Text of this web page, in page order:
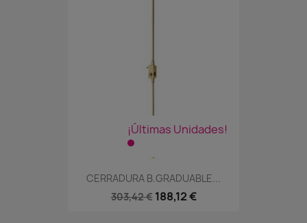
¡Últimas Unidades!
CERRADURA B.GRADUABLE...
303,42 € 188,12 €